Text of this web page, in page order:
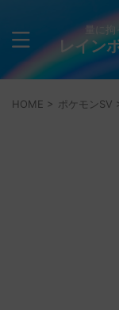
量に拘
レイン
HOME > ポケモンSV